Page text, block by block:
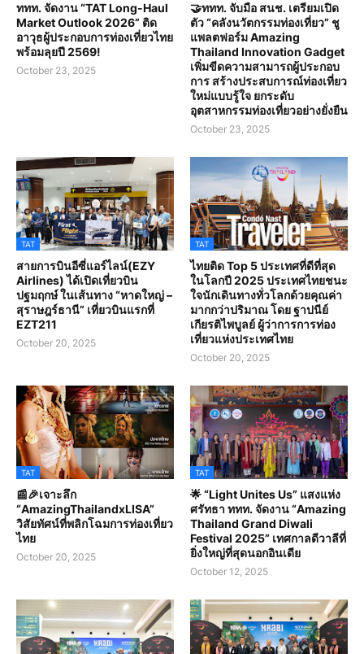
ททท. จัดงาน “TAT Long-Haul
Market Outlook 2026” ติด
อาวุธผู้ประกอบการท่องเที่ยวไทย
พร้อมลุยปี 2569!
October 23, 2025
🤝ททท. จับมือ สนช. เตรียมเปิด
ตัว “คลังนวัตกรรมท่องเที่ยว” ชู
แพลตฟอร์ม Amazing
Thailand Innovation Gadget
เพิ่มขีดความสามารถผู้ประกอบ
การ สร้างประสบการณ์ท่องเที่ยว
ใหม่แบบรู้ใจ ยกระดับ
อุตสาหกรรมท่องเที่ยวอย่างยั่งยืน
October 23, 2025
TAT
สายการบินอีซี่แอร์ไลน์(EZY
Airlines) ได้เปิดเที่ยวบิน
ปฐมฤกษ์ ในเส้นทาง “หาดใหญ่ –
สุราษฎร์ธานี” เที่ยวบินแรกที่
EZT211
October 20, 2025
TAT
ไทยติด Top 5 ประเทศที่ดีที่สุด
ในโลกปี 2025 ประเทศไทยชนะ
ใจนักเดินทางทั่วโลกด้วยคุณค่า
มากกว่าปริมาณ โดย ฐาปนีย์
เกียรติไพบูลย์ ผู้ว่าการการท่อง
เที่ยวแห่งประเทศไทย
October 20, 2025
TAT
📰🎉เจาะลึก
“AmazingThailandxLISA”
วิสัยทัศน์ที่พลิกโฉมการท่องเที่ยว
ไทย
October 20, 2025
TAT
🌟 “Light Unites Us” แสงแห่ง
ศรัทธา ททท. จัดงาน “Amazing
Thailand Grand Diwali
Festival 2025” เทศกาลดีวาลีที่
ยิ่งใหญ่ที่สุดนอกอินเดีย
October 12, 2025